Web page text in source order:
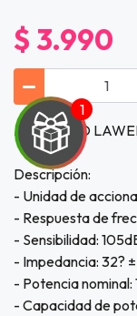
correo
$ 3.990
AUDIFONO
Descripción:
- Unidad de
- Respuesta de
- Sensibilidad:
- Impedancia: 32? ±
- Potencia nominal:
- Capacidad de